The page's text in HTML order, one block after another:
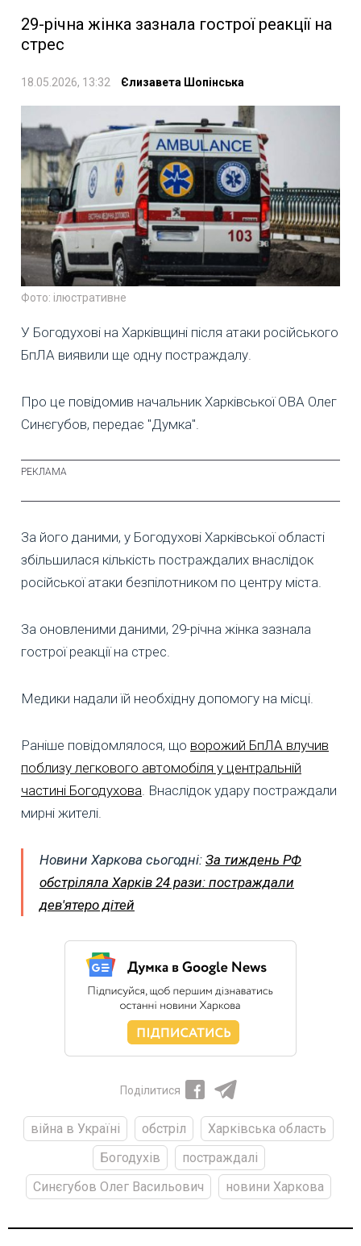
29-річна жінка зазнала гострої реакції на
стрес
18.05.2026, 13:32 Єлизавета Шопінська
Фото: ілюстративне
У Богодухові на Харківщині після атаки російського
БпЛА виявили ще одну постраждалу.
Про це повідомив начальник Харківської ОВА Олег
Синєгубов, передає "Думка".
За його даними, у Богодухові Харківської області
збільшилася кількість постраждалих внаслідок
російської атаки безпілотником по центру міста.
За оновленими даними, 29-річна жінка зазнала
гострої реакції на стрес.
Медики надали їй необхідну допомогу на місці.
Раніше повідомлялося, що ворожий БпЛА влучив
поблизу легкового автомобіля у центральній
частині Богодухова. Внаслідок удару постраждали
мирні жителі.
Новини Харкова сьогодні: За тиждень РФ
обстріляла Харків 24 рази: постраждали
дев'ятеро дітей
Поділитися
війна в Україні обстріл
Харківська область
Богодухів
постраждалі
Синєгубов Олег Васильович
новини Харкова